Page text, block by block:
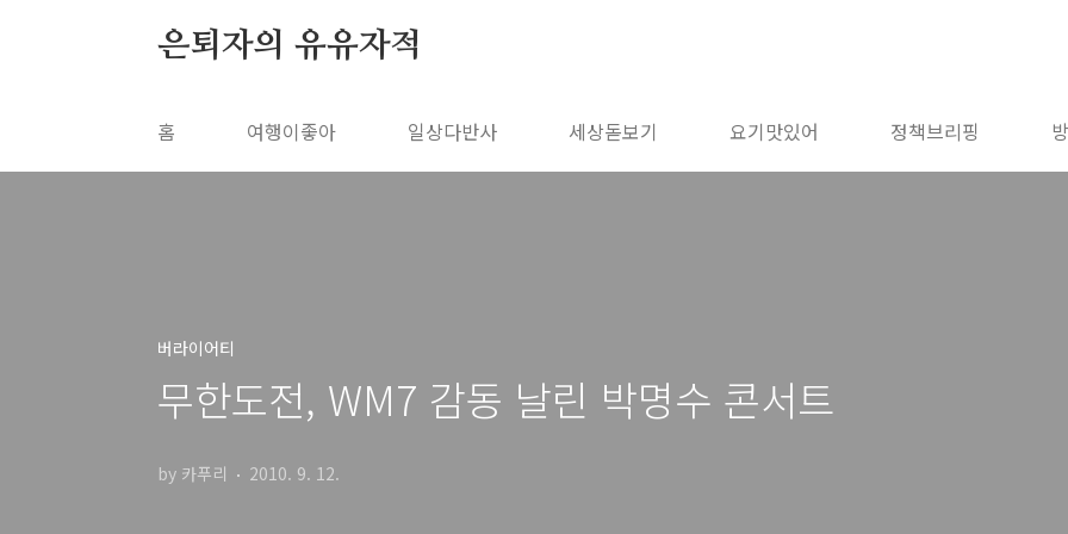
은퇴자의 유유자적
홈 여행이좋아 일상다반사 세상돋보기 요기맛있어 정책브리핑
버라이어티
무한도전, WM7 감동 날린 박명수 콘서트
by 카푸리 2010. 9. 12.